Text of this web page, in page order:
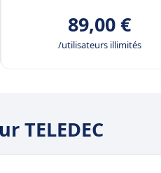
89,00 €
/utilisateurs illimités
TELEDEC